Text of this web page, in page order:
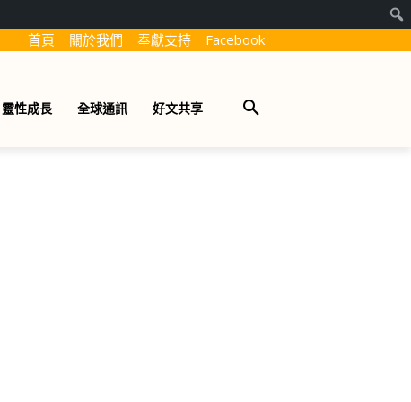
首頁 關於我們 奉獻支持 Facebook
靈性成長 全球通訊 好文共享